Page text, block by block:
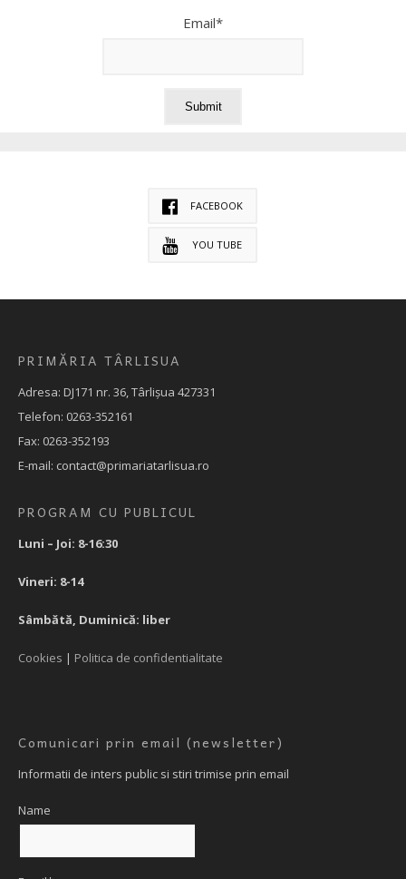
Email*
FACEBOOK
YOU TUBE
PRIMĂRIA TÂRLISUA
Adresa: DJ171 nr. 36, Târlișua 427331
Telefon: 0263-352161
Fax: 0263-352193
E-mail: contact@primariatarlisua.ro
PROGRAM CU PUBLICUL
Luni – Joi: 8-16:30
Vineri: 8-14
Sâmbătă, Duminică: liber
Cookies | Politica de confidentialitate
Comunicari prin email (newsletter)
Informatii de inters public si stiri trimise prin email
Name